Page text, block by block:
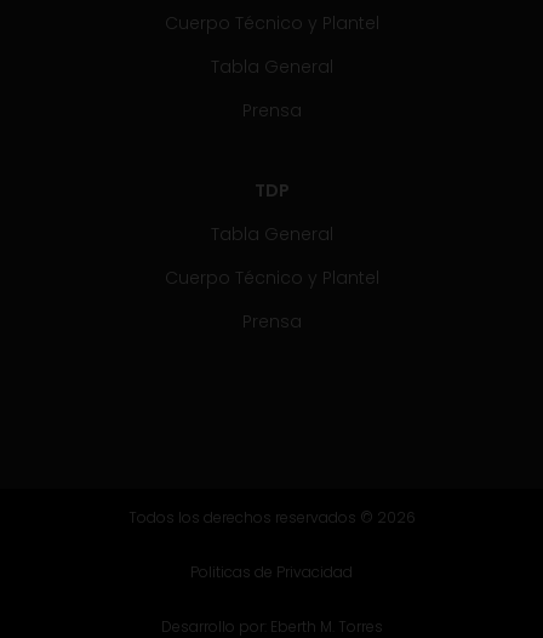
Cuerpo Técnico y Plantel
Tabla General
Prensa
TDP
Tabla General
Cuerpo Técnico y Plantel
Prensa
Todos los derechos reservados © 2026
Politicas de Privacidad
Desarrollo por: Eberth M. Torres